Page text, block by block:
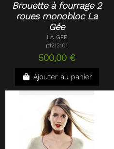
Brouette à fourrage 2
roues monobloc La
Gée
LA GEE
p1212101
500,00 €
Ajouter au panier